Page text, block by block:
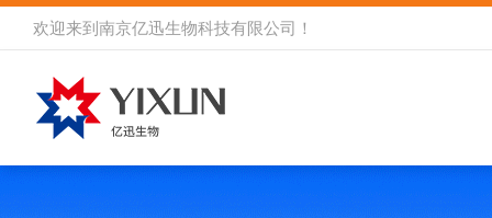
欢迎来到 南京亿迅生物科技有限公司 ！